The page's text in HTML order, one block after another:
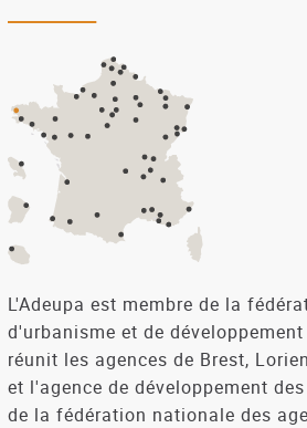
L'Adeupa est membre de la
d'urbanisme et de
réunit les agences de Brest,
et l'agence de développement
de la fédération nationale des